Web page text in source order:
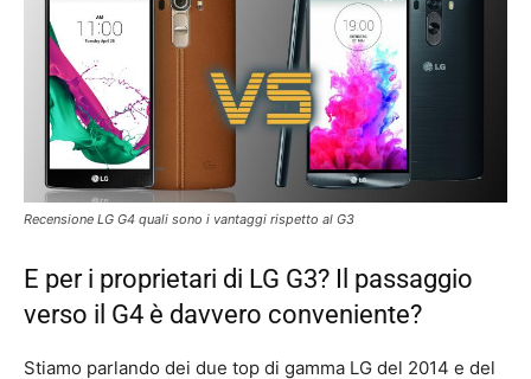
Recensione LG G4 quali sono i vantaggi rispetto al G3
E per i proprietari di LG G3? Il passaggio
verso il G4 è davvero conveniente?
Stiamo parlando dei due top di gamma LG del 2014 e del